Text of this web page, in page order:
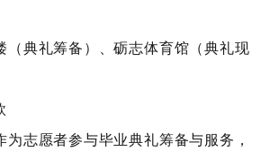
（典礼筹备）、砺志体育馆（典礼现
为志愿者参与毕业典礼筹备与服务，